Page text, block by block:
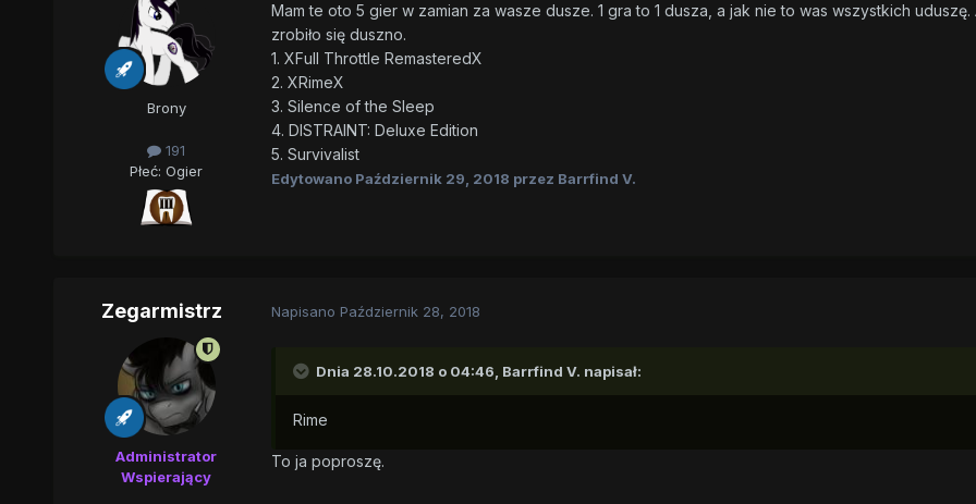
Brony
191
Płeć: Ogier
Mam te oto 5 gier w zamian za wasze dusze. 1 gra to 1 dusza, a jak nie to was wszystkich uduszę.
zrobiło się duszno.
1. XFull Throttle RemasteredX
2. XRimeX
3. Silence of the Sleep
4. DISTRAINT: Deluxe Edition
5. Survivalist
Edytowano Październik 29, 2018 przez Barrfind V.
Zegarmistrz
Administrator
Wspierający
Napisano Październik 28, 2018
Dnia 28.10.2018 o 04:46, Barrfind V. napisał:
Rime
To ja poproszę.